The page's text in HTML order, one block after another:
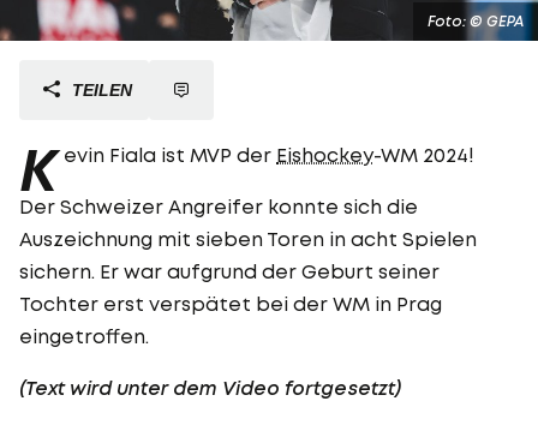
Foto: © GEPA
TEILEN
K evin Fiala ist MVP der Eishockey-WM 2024!
Der Schweizer Angreifer konnte sich die
Auszeichnung mit sieben Toren in acht Spielen
sichern. Er war aufgrund der Geburt seiner
Tochter erst verspätet bei der WM in Prag
eingetroffen.
(Text wird unter dem Video fortgesetzt)